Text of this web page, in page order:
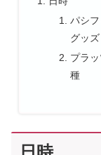
パシ
グッズ
プラ
種